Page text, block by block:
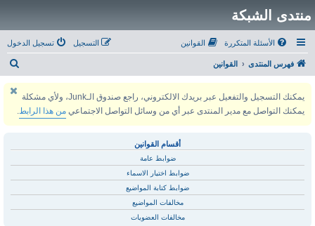
منتدى الشبكة
الأسئلة المتكررة القوانين تسجيل الدخول التسجيل
فهرس المنتدى القوانين
يمكنك التسجيل والتفعيل عبر بريدك الالكتروني، راجع صندوق الـJunk، ولأي مشكلة
يمكنك التواصل مع مدير المنتدى عبر أي من وسائل التواصل الاجتماعي من هذا الرابط.
أقسام القوانين
ضوابط عامة
ضوابط اختيار الاسماء
ضوابط كتابة المواضيع
مخالفات المواضيع
مخالفات العضويات